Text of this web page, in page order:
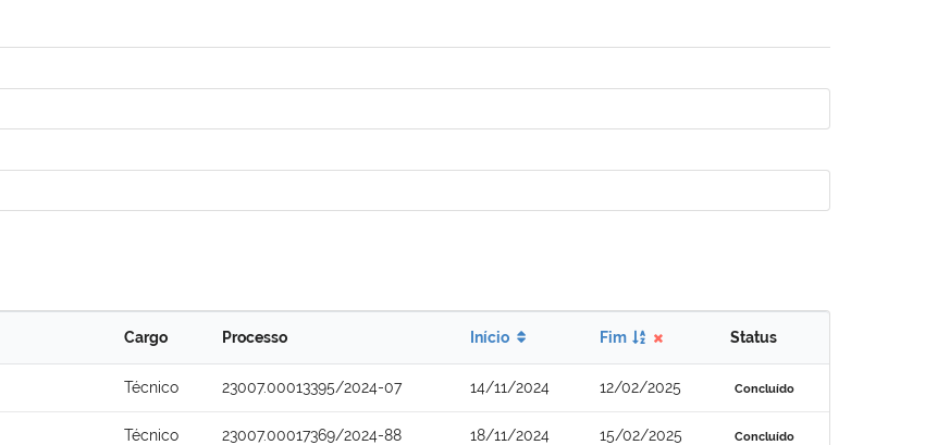
Cargo Processo Início Fim Status
Técnico 23007.00013395/2024-07 14/11/2024 12/02/2025 Concluído
Técnico 23007.00017369/2024-88 18/11/2024 15/02/2025 Concluído